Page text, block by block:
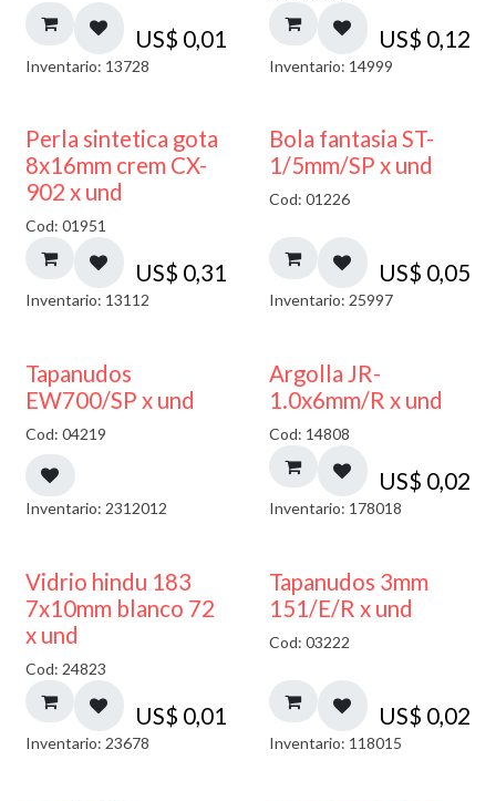
US$ 0,01
Inventario: 13728
US$ 0,12
Inventario: 14999
Perla sintetica gota
8x16mm crem CX-
902 x und
Cod: 01951
US$ 0,31
Inventario: 13112
Bola fantasia ST-
1/5mm/SP x und
Cod: 01226
US$ 0,05
Inventario: 25997
50% DESCUENTO
Tapanudos
EW700/SP x und
Cod: 04219
Inventario: 2312012
Argolla JR-
1.0x6mm/R x und
Cod: 14808
US$ 0,02
Inventario: 178018
40% DESCUENTO
Vidrio hindu 183
7x10mm blanco 72
x und
Cod: 24823
US$ 0,01
Inventario: 23678
Tapanudos 3mm
151/E/R x und
Cod: 03222
US$ 0,02
Inventario: 118015